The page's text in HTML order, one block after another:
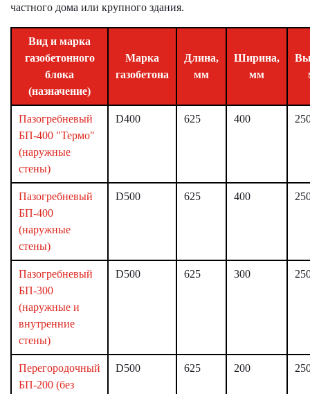
частного дома или крупного здания.
Вид и марка
газобетонного
блока
(назначение)
Марка
газобетона
Длина,
мм
Ширина,
мм
Пазогребневый
БП-400 "Термо"
(наружные
стены)
D400 625 400
Пазогребневый
БП-400
(наружные
стены)
D500 625 400
Пазогребневый
БП-300
(наружные и
внутренние
стены)
D500 625 300
Перегородочный
БП-200 (без
D500 625 200